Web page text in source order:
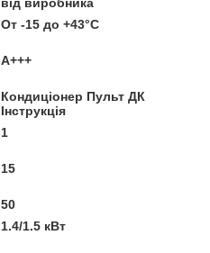
От -15 до +43°С
A+++
Кондиціонер Пульт ДК
Інструкція
1
15
50
1.4/1.5 кВт